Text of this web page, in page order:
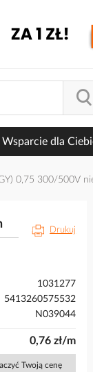
Wsparcie dla
0,75 300/500V
Drukuj
1031277
5413260575532
N039044
0,76 zł/m
Twoją cenę